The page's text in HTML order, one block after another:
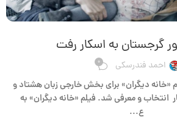
گرجستان به اسکار رفت
احمد فندرسکی 0
«خانه دیگران» برای بخش خارجی‌ زبان هشتاد و
انتخاب و معرفی شد. فیلم «خانه دیگران» به
ع...